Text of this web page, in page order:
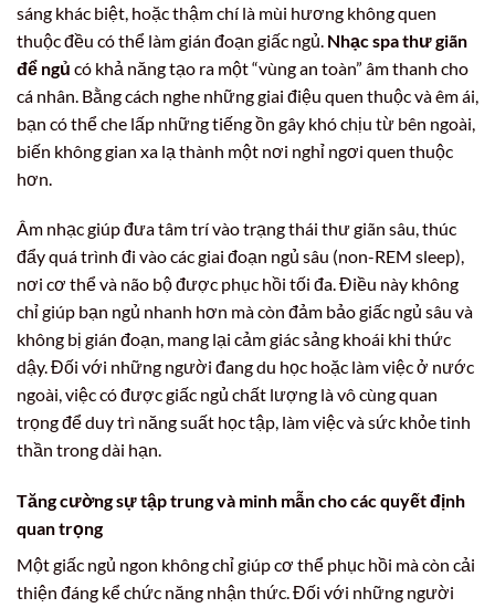
sáng khác biệt, hoặc thậm chí là mùi hương không quen
thuộc đều có thể làm gián đoạn giấc ngủ. Nhạc spa thư giãn
để ngủ có khả năng tạo ra một “vùng an toàn” âm thanh cho
cá nhân. Bằng cách nghe những giai điệu quen thuộc và êm ái,
bạn có thể che lấp những tiếng ồn gây khó chịu từ bên ngoài,
biến không gian xa lạ thành một nơi nghỉ ngơi quen thuộc
hơn.
Âm nhạc giúp đưa tâm trí vào trạng thái thư giãn sâu, thúc
đẩy quá trình đi vào các giai đoạn ngủ sâu (non-REM sleep),
nơi cơ thể và não bộ được phục hồi tối đa. Điều này không
chỉ giúp bạn ngủ nhanh hơn mà còn đảm bảo giấc ngủ sâu và
không bị gián đoạn, mang lại cảm giác sảng khoái khi thức
dậy. Đối với những người đang du học hoặc làm việc ở nước
ngoài, việc có được giấc ngủ chất lượng là vô cùng quan
trọng để duy trì năng suất học tập, làm việc và sức khỏe tinh
thần trong dài hạn.
Tăng cường sự tập trung và minh mẫn cho các quyết định
quan trọng
Một giấc ngủ ngon không chỉ giúp cơ thể phục hồi mà còn cải
thiện đáng kể chức năng nhận thức. Đối với những người